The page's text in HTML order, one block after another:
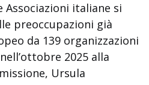
italiane si
preoccupazioni già
da 139 organizzazioni
2025 alla
Ursula